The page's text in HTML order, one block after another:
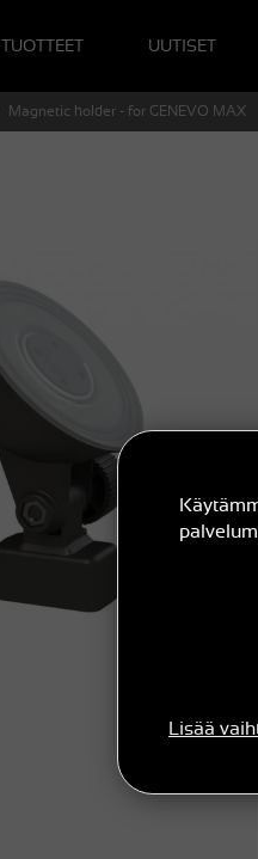
Lisää
TUOTTEET UUTISET
Magnetic holder - for GENEVO MAX